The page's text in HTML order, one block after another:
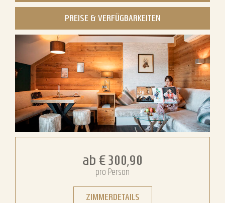
PREISE & VERFÜGBARKEITEN
Wellnesshotel Bayerischer Wald
ab € 300,90
pro Person
ZIMMERDETAILS